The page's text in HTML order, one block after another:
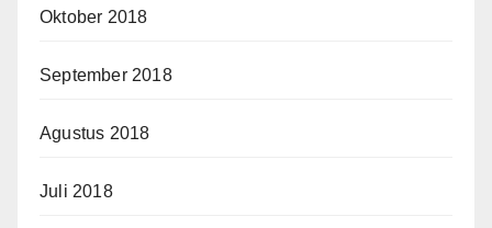
Oktober 2018
September 2018
Agustus 2018
Juli 2018